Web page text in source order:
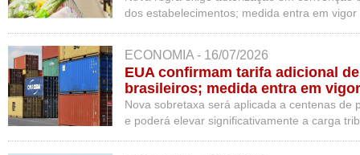
dos estabelecimentos; medida entra em
ECONOMIA - 16/07/2026
EUA confirmam tarifa adicional
brasileiros; medida entra em
Nova sobretaxa será aplicada a centenas de
e poderá elevar significativamente a carga